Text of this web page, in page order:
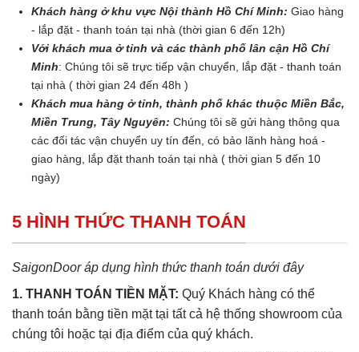
Khách hàng ở khu vực Nội thành Hồ Chí Minh: Giao hàng
- lắp đặt - thanh toán tại nhà (thời gian 6 đến 12h)
Với khách mua ở tỉnh và các thành phố lân cận Hồ Chí
Minh: Chúng tôi sẽ trực tiếp vận chuyển, lắp đặt - thanh toán
tại nhà ( thời gian 24 đến 48h )
Khách mua hàng ở tỉnh, thành phố khác thuộc Miền Bắc,
Miền Trung, Tây Nguyên: Chúng tôi sẽ gửi hàng thông qua
các đối tác vận chuyển uy tín đến, có bảo lãnh hàng hoá -
giao hàng, lắp đặt thanh toán tại nhà ( thời gian 5 đến 10
ngày)
5 HÌNH THỨC THANH TOÁN
SaigonDoor áp dụng hình thức thanh toán dưới đây
1. THANH TOÁN TIỀN MẶT: Quý Khách hàng có thể
thanh toán bằng tiền mặt tại tất cả hệ thống showroom của
chúng tôi hoặc tại địa điểm của quý khách.